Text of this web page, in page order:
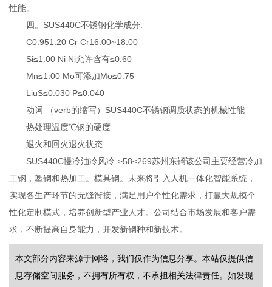
性能。
四。SUS440C不锈钢化学成分:
C0.951.20 Cr Cr16.00~18.00
Si≤1.00 Ni Ni允许含有≤0.60
Mn≤1.00 Mo可添加Mo≤0.75
LiuS≤0.030 P≤0.040
动词 （verb的缩写）SUS440C不锈钢调质状态的机械性能
热处理温度℃钢的硬度
退火和回火退火状态
SUS440C慢冷油冷风冷-≥58≤269苏州东锜该公司主要经营冷加
工钢，塑钢和热加工。模具钢。未来将引入人机一体化智能系统，
实现各生产环节的无缝衔接，满足用户个性化需求，打赢大规模个
性化定制模式，培养创新型产业人才。公司结合市场发展和客户需
求，不断提高自身能力，开发新钢种和新技术。
本文部分内容来源于网络，我们仅作为信息分享。本站仅提供信
息存储空间服务，不拥有所有权，不承担相关法律责任。如发现